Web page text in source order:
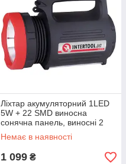
Ліхтар акумуляторний 1LED
5W + 22 SMD виносна
сонячна панель, виносні 2
led лампи INTERTOOL LB-
0105
Немає в наявності
1 099 ₴